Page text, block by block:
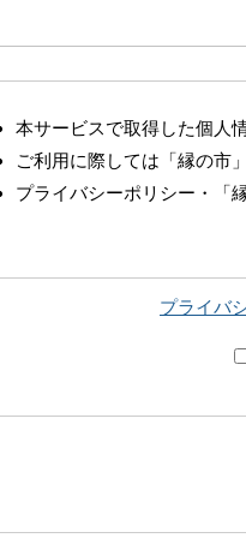
本サービスで取得した個人
ご利用に際しては「縁の市
プライバシーポリシー・「
プライバ